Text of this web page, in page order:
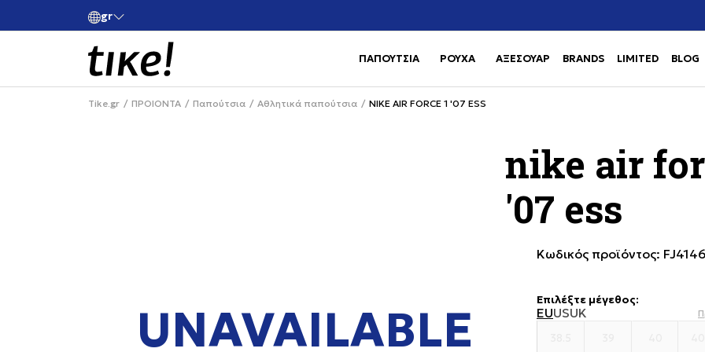
gr
στην πρώτη σου αγορά
ΠΑΠΟΥΤΣΙΑ Use shift+Enter to open or close
ΡΟΥΧΑ Use shift+Enter to open or close
ΑΞΕΣΟΥΑΡ BRANDS LIMITED BLOG
Tike.gr ΠΡΟΙΟΝΤΑ Παπούτσια Αθλητικά παπούτσια NIKE AIR FORCE 1 '07 ESS
UNAVAILABLE
nike air
'07 ess
Κωδικός προϊόντος:
Επιλέξτε μέγεθος:
EUUSUK